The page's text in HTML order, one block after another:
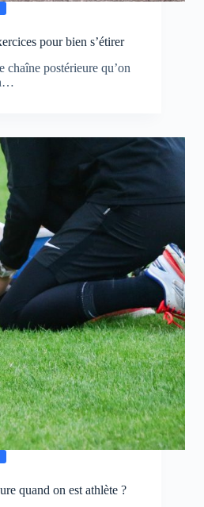
pour bien s’étirer
chaîne postérieure qu’on
quand on est athlète ?